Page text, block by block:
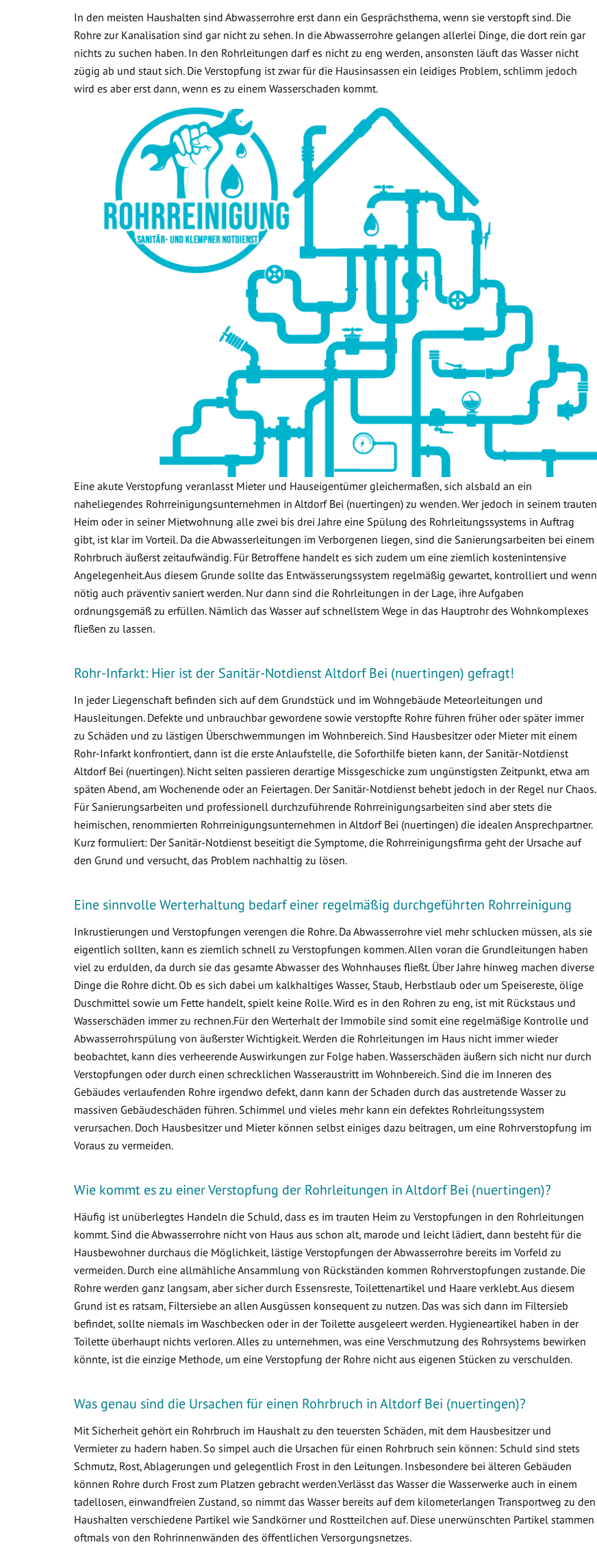
In den meisten Haushalten sind Abwasserrohre erst dann ein Gesprächsthema, wenn sie verstopft sind. Die
Rohre zur Kanalisation sind gar nicht zu sehen. In die Abwasserrohre gelangen allerlei Dinge, die dort rein gar
nichts zu suchen haben. In den Rohrleitungen darf es nicht zu eng werden, ansonsten läuft das Wasser nicht
zügig ab und staut sich. Die Verstopfung ist zwar für die Hausinsassen ein leidiges Problem, schlimm jedoch
wird es aber erst dann, wenn es zu einem Wasserschaden kommt.
Eine akute Verstopfung veranlasst Mieter und Hauseigentümer gleichermaßen, sich alsbald an ein
naheliegendes Rohrreinigungsunternehmen in Altdorf Bei (nuertingen) zu wenden. Wer jedoch in seinem trauten
Heim oder in seiner Mietwohnung alle zwei bis drei Jahre eine Spülung des Rohrleitungssystems in Auftrag
gibt, ist klar im Vorteil. Da die Abwasserleitungen im Verborgenen liegen, sind die Sanierungsarbeiten bei einem
Rohrbruch äußerst zeitaufwändig. Für Betroffene handelt es sich zudem um eine ziemlich kostenintensive
Angelegenheit.Aus diesem Grunde sollte das Entwässerungssystem regelmäßig gewartet, kontrolliert und wenn
nötig auch präventiv saniert werden. Nur dann sind die Rohrleitungen in der Lage, ihre Aufgaben
ordnungsgemäß zu erfüllen. Nämlich das Wasser auf schnellstem Wege in das Hauptrohr des Wohnkomplexes
fließen zu lassen.
Rohr-Infarkt: Hier ist der Sanitär-Notdienst Altdorf Bei (nuertingen) gefragt!
In jeder Liegenschaft befinden sich auf dem Grundstück und im Wohngebäude Meteorleitungen und
Hausleitungen. Defekte und unbrauchbar gewordene sowie verstopfte Rohre führen früher oder später immer
zu Schäden und zu lästigen Überschwemmungen im Wohnbereich. Sind Hausbesitzer oder Mieter mit einem
Rohr-Infarkt konfrontiert, dann ist die erste Anlaufstelle, die Soforthilfe bieten kann, der Sanitär-Notdienst
Altdorf Bei (nuertingen). Nicht selten passieren derartige Missgeschicke zum ungünstigsten Zeitpunkt, etwa am
späten Abend, am Wochenende oder an Feiertagen. Der Sanitär-Notdienst behebt jedoch in der Regel nur Chaos.
Für Sanierungsarbeiten und professionell durchzuführende Rohrreinigungsarbeiten sind aber stets die
heimischen, renommierten Rohrreinigungsunternehmen in Altdorf Bei (nuertingen) die idealen Ansprechpartner.
Kurz formuliert: Der Sanitär-Notdienst beseitigt die Symptome, die Rohrreinigungsfirma geht der Ursache auf
den Grund und versucht, das Problem nachhaltig zu lösen.
Eine sinnvolle Werterhaltung bedarf einer regelmäßig durchgeführten Rohrreinigung
Inkrustierungen und Verstopfungen verengen die Rohre. Da Abwasserrohre viel mehr schlucken müssen, als sie
eigentlich sollten, kann es ziemlich schnell zu Verstopfungen kommen. Allen voran die Grundleitungen haben
viel zu erdulden, da durch sie das gesamte Abwasser des Wohnhauses fließt. Über Jahre hinweg machen diverse
Dinge die Rohre dicht. Ob es sich dabei um kalkhaltiges Wasser, Staub, Herbstlaub oder um Speisereste, ölige
Duschmittel sowie um Fette handelt, spielt keine Rolle. Wird es in den Rohren zu eng, ist mit Rückstaus und
Wasserschäden immer zu rechnen.Für den Werterhalt der Immobile sind somit eine regelmäßige Kontrolle und
Abwasserrohrspülung von äußerster Wichtigkeit. Werden die Rohrleitungen im Haus nicht immer wieder
beobachtet, kann dies verheerende Auswirkungen zur Folge haben. Wasserschäden äußern sich nicht nur durch
Verstopfungen oder durch einen schrecklichen Wasseraustritt im Wohnbereich. Sind die im Inneren des
Gebäudes verlaufenden Rohre irgendwo defekt, dann kann der Schaden durch das austretende Wasser zu
massiven Gebäudeschäden führen. Schimmel und vieles mehr kann ein defektes Rohrleitungssystem
verursachen. Doch Hausbesitzer und Mieter können selbst einiges dazu beitragen, um eine Rohrverstopfung im
Voraus zu vermeiden.
Wie kommt es zu einer Verstopfung der Rohrleitungen in Altdorf Bei (nuertingen)?
Häufig ist unüberlegtes Handeln die Schuld, dass es im trauten Heim zu Verstopfungen in den Rohrleitungen
kommt. Sind die Abwasserrohre nicht von Haus aus schon alt, marode und leicht lädiert, dann besteht für die
Hausbewohner durchaus die Möglichkeit, lästige Verstopfungen der Abwasserrohre bereits im Vorfeld zu
vermeiden. Durch eine allmähliche Ansammlung von Rückständen kommen Rohrverstopfungen zustande. Die
Rohre werden ganz langsam, aber sicher durch Essensreste, Toilettenartikel und Haare verklebt. Aus diesem
Grund ist es ratsam, Filtersiebe an allen Ausgüssen konsequent zu nutzen. Das was sich dann im Filtersieb
befindet, sollte niemals im Waschbecken oder in der Toilette ausgeleert werden. Hygieneartikel haben in der
Toilette überhaupt nichts verloren. Alles zu unternehmen, was eine Verschmutzung des Rohrsystems bewirken
könnte, ist die einzige Methode, um eine Verstopfung der Rohre nicht aus eigenen Stücken zu verschulden.
Was genau sind die Ursachen für einen Rohrbruch in Altdorf Bei (nuertingen)?
Mit Sicherheit gehört ein Rohrbruch im Haushalt zu den teuersten Schäden, mit dem Hausbesitzer und
Vermieter zu hadern haben. So simpel auch die Ursachen für einen Rohrbruch sein können: Schuld sind stets
Schmutz, Rost, Ablagerungen und gelegentlich Frost in den Leitungen. Insbesondere bei älteren Gebäuden
können Rohre durch Frost zum Platzen gebracht werden.Verlässt das Wasser die Wasserwerke auch in einem
tadellosen, einwandfreien Zustand, so nimmt das Wasser bereits auf dem kilometerlangen Transportweg zu den
Haushalten verschiedene Partikel wie Sandkörner und Rostteilchen auf. Diese unerwünschten Partikel stammen
oftmals von den Rohrinnenwänden des öffentlichen Versorgungsnetzes.